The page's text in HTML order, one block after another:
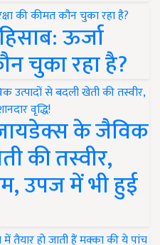
ऊर्जा
चुका रहा है?
के जैविक
की तस्वीर,
उपज में भी हुई